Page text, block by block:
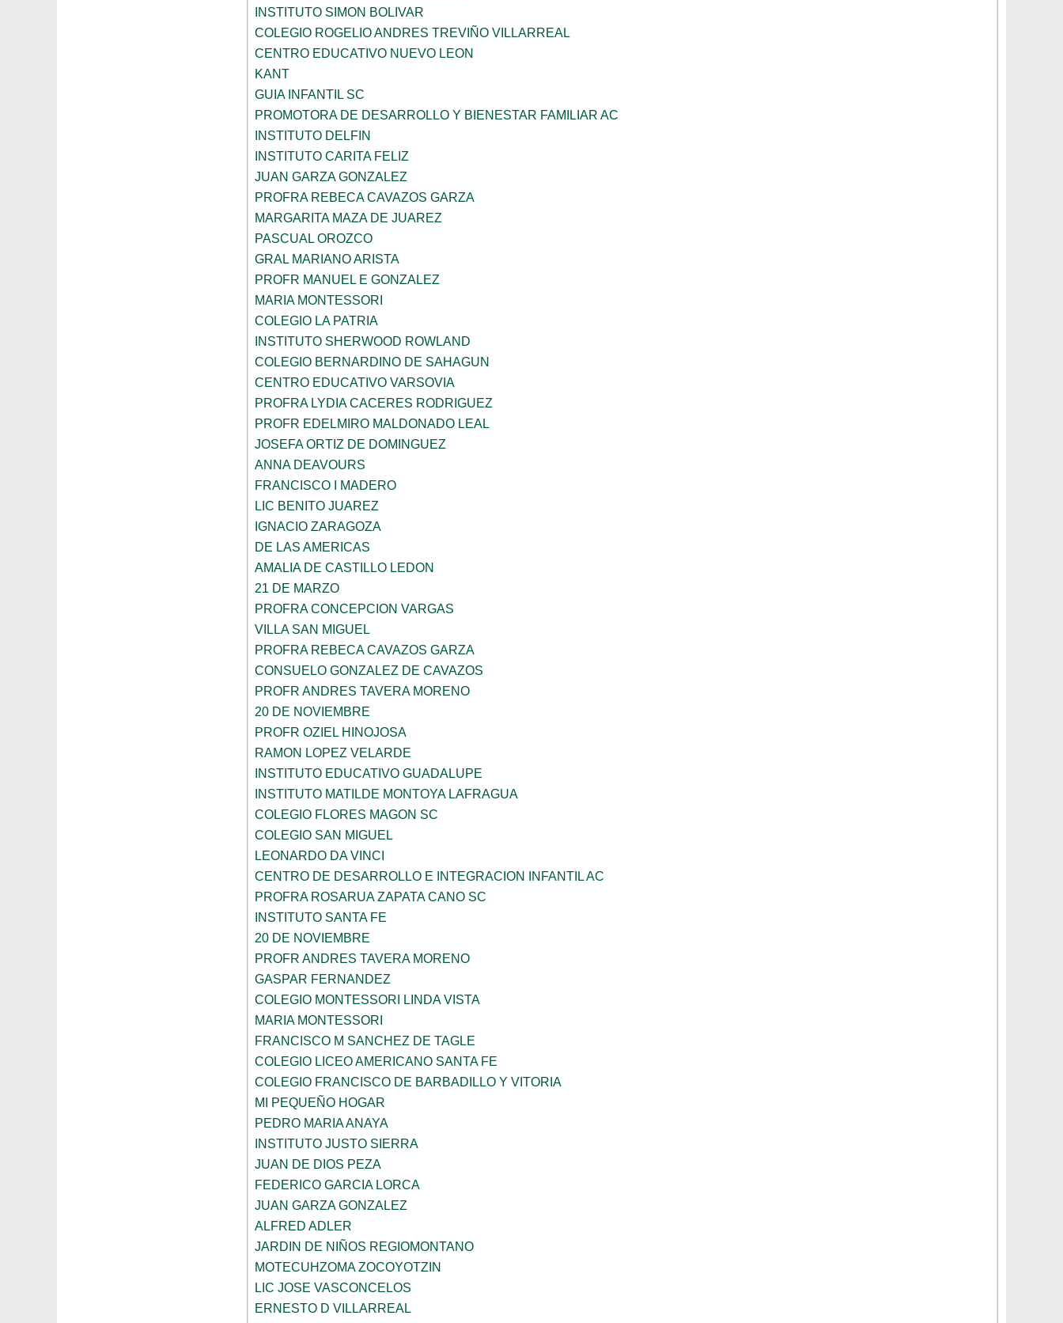
INSTITUTO SIMON BOLIVAR
COLEGIO ROGELIO ANDRES TREVIÑO VILLARREAL
CENTRO EDUCATIVO NUEVO LEON
KANT
GUIA INFANTIL SC
PROMOTORA DE DESARROLLO Y BIENESTAR FAMILIAR AC
INSTITUTO DELFIN
INSTITUTO CARITA FELIZ
JUAN GARZA GONZALEZ
PROFRA REBECA CAVAZOS GARZA
MARGARITA MAZA DE JUAREZ
PASCUAL OROZCO
GRAL MARIANO ARISTA
PROFR MANUEL E GONZALEZ
MARIA MONTESSORI
COLEGIO LA PATRIA
INSTITUTO SHERWOOD ROWLAND
COLEGIO BERNARDINO DE SAHAGUN
CENTRO EDUCATIVO VARSOVIA
PROFRA LYDIA CACERES RODRIGUEZ
PROFR EDELMIRO MALDONADO LEAL
JOSEFA ORTIZ DE DOMINGUEZ
ANNA DEAVOURS
FRANCISCO I MADERO
LIC BENITO JUAREZ
IGNACIO ZARAGOZA
DE LAS AMERICAS
AMALIA DE CASTILLO LEDON
21 DE MARZO
PROFRA CONCEPCION VARGAS
VILLA SAN MIGUEL
PROFRA REBECA CAVAZOS GARZA
CONSUELO GONZALEZ DE CAVAZOS
PROFR ANDRES TAVERA MORENO
20 DE NOVIEMBRE
PROFR OZIEL HINOJOSA
RAMON LOPEZ VELARDE
INSTITUTO EDUCATIVO GUADALUPE
INSTITUTO MATILDE MONTOYA LAFRAGUA
COLEGIO FLORES MAGON SC
COLEGIO SAN MIGUEL
LEONARDO DA VINCI
CENTRO DE DESARROLLO E INTEGRACION INFANTIL AC
PROFRA ROSARUA ZAPATA CANO SC
INSTITUTO SANTA FE
20 DE NOVIEMBRE
PROFR ANDRES TAVERA MORENO
GASPAR FERNANDEZ
COLEGIO MONTESSORI LINDA VISTA
MARIA MONTESSORI
FRANCISCO M SANCHEZ DE TAGLE
COLEGIO LICEO AMERICANO SANTA FE
COLEGIO FRANCISCO DE BARBADILLO Y VITORIA
MI PEQUEÑO HOGAR
PEDRO MARIA ANAYA
INSTITUTO JUSTO SIERRA
JUAN DE DIOS PEZA
FEDERICO GARCIA LORCA
JUAN GARZA GONZALEZ
ALFRED ADLER
JARDIN DE NIÑOS REGIOMONTANO
MOTECUHZOMA ZOCOYOTZIN
LIC JOSE VASCONCELOS
ERNESTO D VILLARREAL